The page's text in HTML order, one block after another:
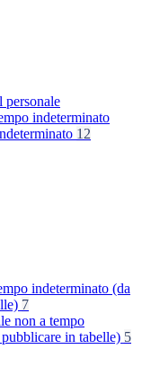
personale
indeterminato
12
indeterminato (da
7
non a tempo
in tabelle) 5